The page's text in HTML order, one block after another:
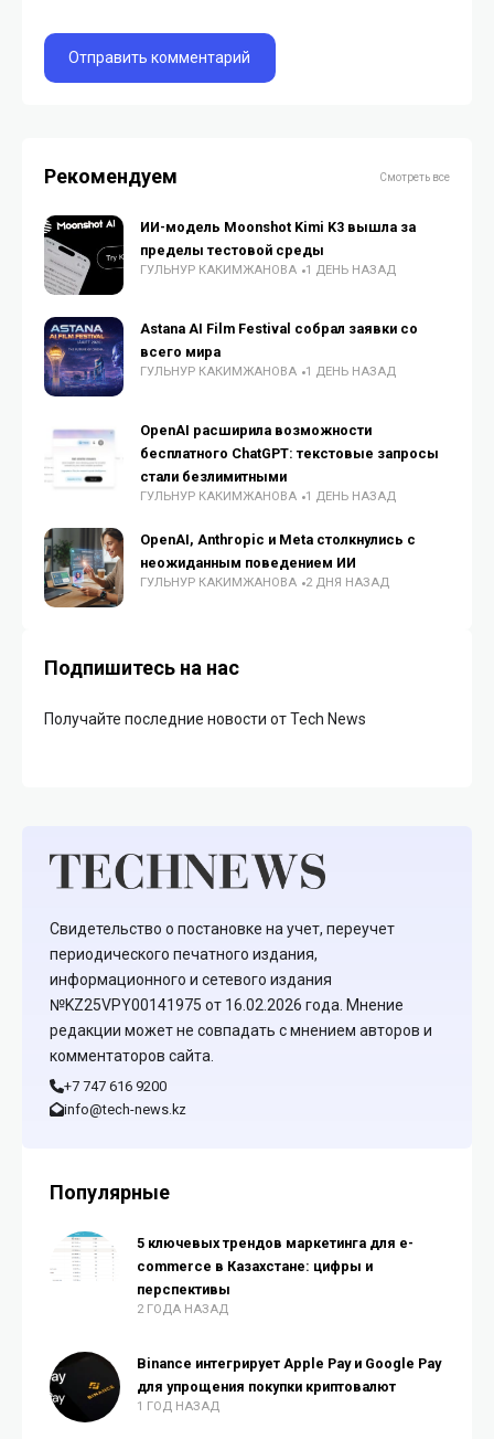
Рекомендуем Смотреть все
ИИ-модель Moonshot Kimi K3 вышла за
пределы тестовой среды
ГУЛЬНУР КАКИМЖАНОВА 1 ДЕНЬ НАЗАД
Astana AI Film Festival собрал заявки со
всего мира
ГУЛЬНУР КАКИМЖАНОВА 1 ДЕНЬ НАЗАД
OpenAI расширила возможности
бесплатного ChatGPT: текстовые запросы
стали безлимитными
ГУЛЬНУР КАКИМЖАНОВА 1 ДЕНЬ НАЗАД
OpenAI, Anthropic и Meta столкнулись с
неожиданным поведением ИИ
ГУЛЬНУР КАКИМЖАНОВА 2 ДНЯ НАЗАД
Подпишитесь на нас
Получайте последние новости от Tech News
Свидетельство о постановке на учет, переучет
периодического печатного издания,
информационного и сетевого издания
№KZ25VPY00141975 от 16.02.2026 года. Мнение
редакции может не совпадать с мнением авторов и
комментаторов сайта.
+7 747 616 9200
info@tech-news.kz
Популярные
5 ключевых трендов маркетинга для e-
commerce в Казахстане: цифры и
перспективы
2 ГОДА НАЗАД
Binance интегрирует Apple Pay и Google Pay
для упрощения покупки криптовалют
1 ГОД НАЗАД